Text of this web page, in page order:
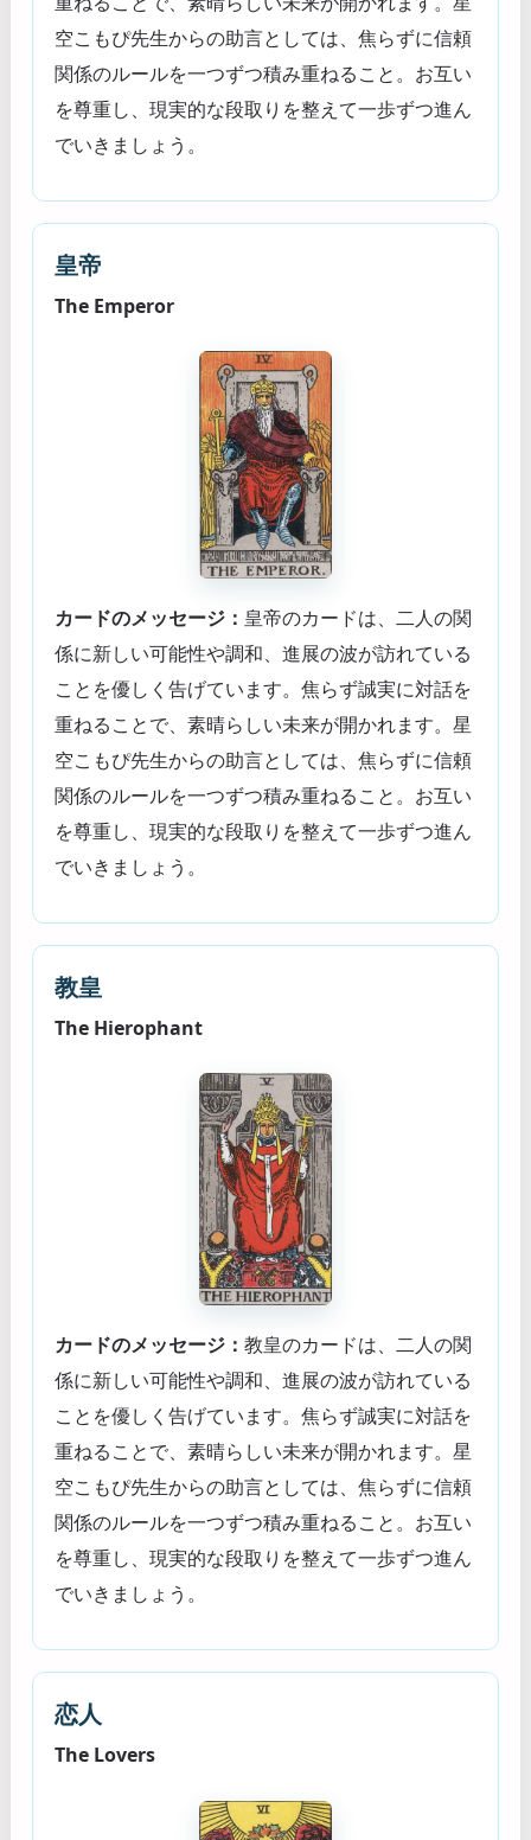
空こもぴ先生からの助言としては、焦らずに信頼
関係のルールを一つずつ積み重ねること。お互い
を尊重し、現実的な段取りを整えて一歩ずつ進ん
でいきましょう。
皇帝
The Emperor
カードのメッセージ： 皇帝のカードは、二人の関
係に新しい可能性や調和、進展の波が訪れている
ことを優しく告げています。焦らず誠実に対話を
重ねることで、素晴らしい未来が開かれます。星
空こもぴ先生からの助言としては、焦らずに信頼
関係のルールを一つずつ積み重ねること。お互い
を尊重し、現実的な段取りを整えて一歩ずつ進ん
でいきましょう。
教皇
The Hierophant
カードのメッセージ： 教皇のカードは、二人の関
係に新しい可能性や調和、進展の波が訪れている
ことを優しく告げています。焦らず誠実に対話を
重ねることで、素晴らしい未来が開かれます。星
空こもぴ先生からの助言としては、焦らずに信頼
関係のルールを一つずつ積み重ねること。お互い
を尊重し、現実的な段取りを整えて一歩ずつ進ん
でいきましょう。
恋人
The Lovers